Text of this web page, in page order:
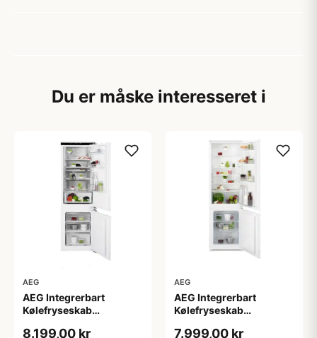
Du er måske interesseret i
AEG
AEG Integrerbart
Kølefryseskab
garanti
8.199,00 kr
AEG
AEG Integrerbart
Kølefryseskab
garanti
7.999,00 kr